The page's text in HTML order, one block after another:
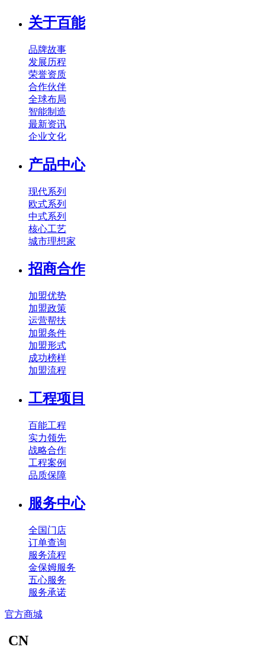
关于百能
品牌故事
发展历程
荣誉资质
合作伙伴
全球布局
智能制造
最新资讯
企业文化
产品中心
现代系列
欧式系列
中式系列
核心工艺
城市理想家
招商合作
加盟优势
加盟政策
运营帮扶
加盟条件
加盟形式
成功榜样
加盟流程
工程项目
百能工程
实力领先
战略合作
工程案例
品质保障
服务中心
全国门店
订单查询
服务流程
金保姆服务
五心服务
服务承诺
官方商城
CN